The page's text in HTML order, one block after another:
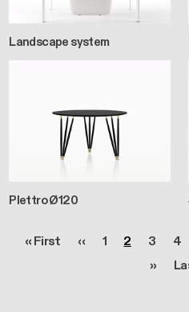
Landscape system
Plettro Ø120
Prima pagina
« First Pagina precedente
‹‹ Pagina
1 Pagina
2 Pagina
3 4
Pagina
››